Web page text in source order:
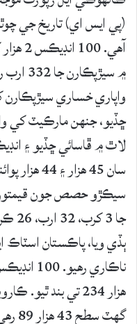
(پي ايس اي) تاريخ جي
آهي.
۾
واپاري خساري
ڇڏيو، جنهن مارڪيٽ کي
لاٿ ۾ ڦاسائي ڇڏيو ۽
سيڪڙو حصص جون
ٻڏي ويا، پاڪستان
هزار 234 تي بند